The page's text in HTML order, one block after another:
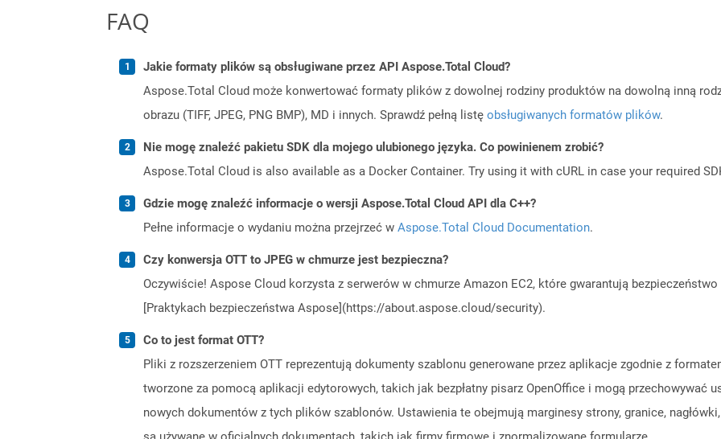
FAQ
Jakie formaty plików są obsługiwane przez API Aspose.Total Cloud?
Aspose.Total Cloud może konwertować formaty plików z dowolnej rodziny produktów na dowolną inną
obrazu (TIFF, JPEG, PNG BMP), MD i innych. Sprawdź pełną listę obsługiwanych formatów plików.
Nie mogę znaleźć pakietu SDK dla mojego ulubionego języka. Co powinienem zrobić?
Aspose.Total Cloud is also available as a Docker Container. Try using it with cURL in case your required
Gdzie mogę znaleźć informacje o wersji Aspose.Total Cloud API dla C++?
Pełne informacje o wydaniu można przejrzeć w Aspose.Total Cloud Documentation.
Czy konwersja OTT to JPEG w chmurze jest bezpieczna?
Oczywiście! Aspose Cloud korzysta z serwerów w chmurze Amazon EC2, które gwarantują
[Praktykach bezpieczeństwa Aspose](https://about.aspose.cloud/security).
Co to jest format OTT?
Pliki z rozszerzeniem OTT reprezentują dokumenty szablonu generowane przez aplikacje zgodnie z
tworzone za pomocą aplikacji edytorowych, takich jak bezpłatny pisarz OpenOffice i mogą przechowywać
nowych dokumentów z tych plików szablonów. Ustawienia te obejmują marginesy strony, granice,